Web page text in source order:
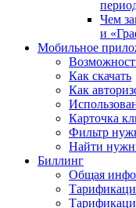
Чем
и
Мобильное
Как скачать
Как
Карточка
Фильтр
Найти
Биллинг
Общая